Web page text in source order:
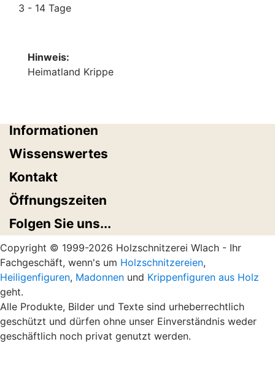
3 - 14 Tage
Hinweis:
Heimatland Krippe
Informationen
Wissenswertes
Kontakt
Öffnungszeiten
Folgen Sie uns...
Copyright © 1999-2026 Holzschnitzerei Wlach - Ihr
Fachgeschäft, wenn's um Holzschnitzereien,
Heiligenfiguren, Madonnen und Krippenfiguren aus Holz
geht.
Alle Produkte, Bilder und Texte sind urheberrechtlich
geschützt und dürfen ohne unser Einverständnis weder
geschäftlich noch privat genutzt werden.